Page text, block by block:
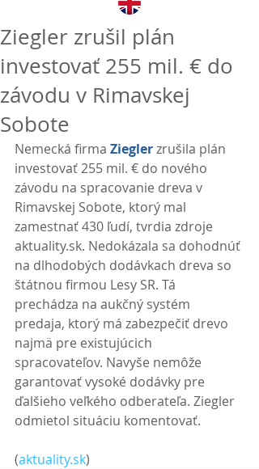
Ziegler zrušil plán
investovať 255 mil. € do
závodu v Rimavskej
Sobote
Nemecká firma Ziegler zrušila plán
investovať 255 mil. € do nového
závodu na spracovanie dreva v
Rimavskej Sobote, ktorý mal
zamestnať 430 ľudí, tvrdia zdroje
aktuality.sk. Nedokázala sa dohodnúť
na dlhodobých dodávkach dreva so
štátnou firmou Lesy SR. Tá
prechádza na aukčný systém
predaja, ktorý má zabezpečiť drevo
najmä pre existujúcich
spracovateľov. Navyše nemôže
garantovať vysoké dodávky pre
ďalšieho veľkého odberateľa. Ziegler
odmietol situáciu komentovať.
(aktuality.sk)